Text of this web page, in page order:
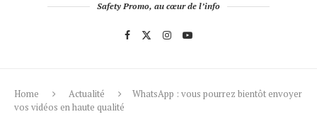
Safety Promo, au cœur de l’info
Home Actualité
WhatsApp : vous pourrez bientôt envoyer
vos vidéos en haute qualité